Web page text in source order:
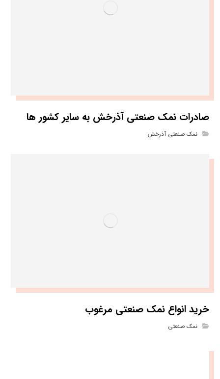
صادرات نمک صنعتی آذرخش به سایر کشور ها
نمک صنعتی آذرخش
خرید انواع نمک صنعتی مرغوب
نمک صنعتی